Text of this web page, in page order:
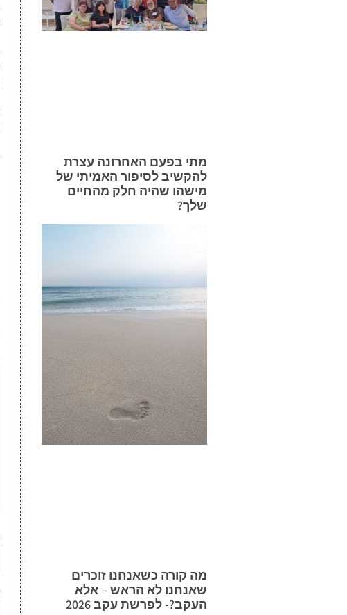
מתי בפעם האחרונה עצרת
להקשיב לסיפור האמיתי של
מישהו שהיה חלק מהחיים
שלך?
מה קורה כשאנחנו זוכרים
שאנחנו לא הראש – אלא
העקב?- לפרשת עקב 2026